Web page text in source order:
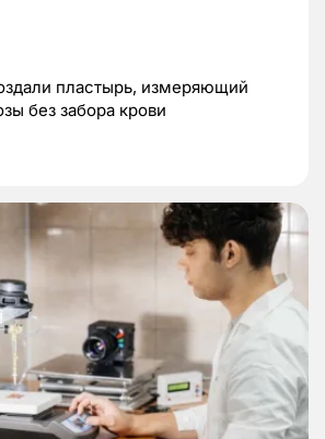
пластырь, измеряющий
без забора крови